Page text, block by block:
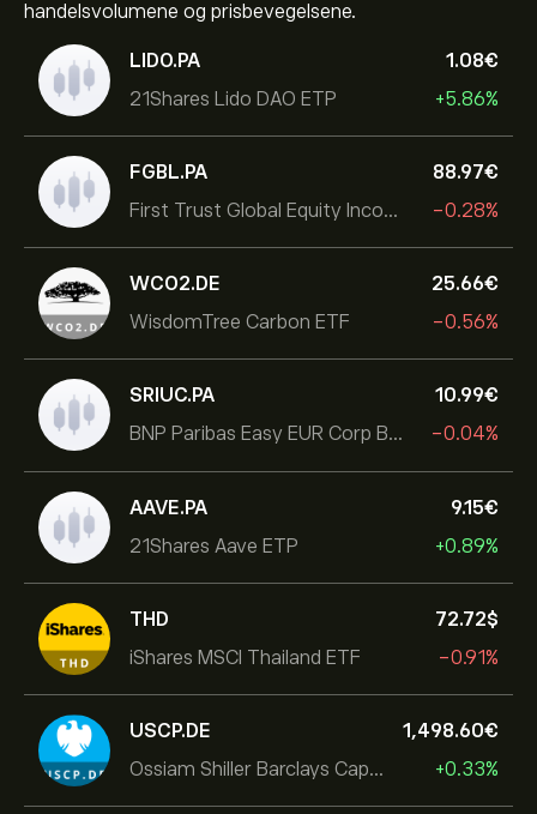
handelsvolumene og prisbevegelsene.
LIDO.PA
21Shares Lido DAO ETP
1.08‎€‎
+5.86%
FGBL.PA
First Trust Global Equity Income UCITS ETF
88.97‎€‎
-0.28%
WCO2.DE
WisdomTree Carbon ETF
25.66‎€‎
-0.56%
SRIUC.PA
BNP Paribas Easy EUR Corp Bond SRI Fossil Free Ult
10.99‎€‎
-0.04%
AAVE.PA
21Shares Aave ETP
9.15‎€‎
+0.89%
THD
iShares MSCI Thailand ETF
72.72‎$‎
-0.91%
USCP.DE
Ossiam Shiller Barclays Cape US Sector Value TR
1,498.60‎€‎
+0.33%